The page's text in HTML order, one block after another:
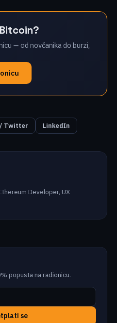
— od novčanika do burzi,
Twitter LinkedIn
Developer, UX
popusta na radionicu.
se